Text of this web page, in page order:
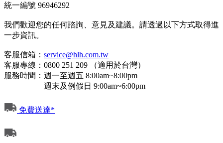
統一編號 96946292
我們歡迎您的任何諮詢、意見及建議。請透過以下方式取得進
一步資訊。
客服信箱： service@hlh.com.tw
客服專線：0800 251 209 （適用於台灣）
服務時間：週一至週五 8:00am~8:00pm
週末及例假日 9:00am~6:00pm
免費送達*